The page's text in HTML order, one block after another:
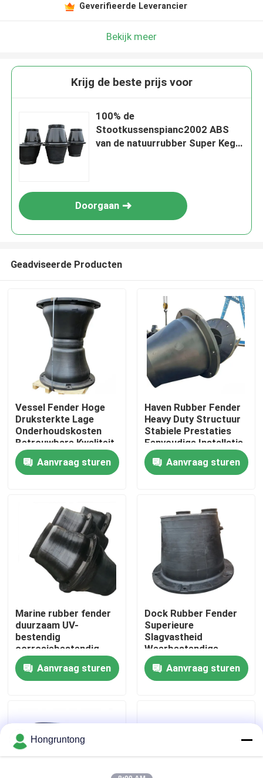
Thuis
Producten
Over ons
Fabriekstocht
Kwaliteitscontrole
Vraag een offerte
Yokohama rubberstootkussen
Pneumatisch Rubberstootkussen
Geverifieerde Leverancier
Bekijk meer
Krijg de beste prijs voor
100% de
Stootkussenspianc2002 ABS
van de natuurrubber Super Kegel
Doorgaan
Geadviseerde Producten
Vessel Fender Hoge
Druksterkte Lage
Onderhoudskosten
Betrouwbare Kwaliteit
Aanvraag sturen
Haven Rubber Fender
Heavy Duty Structuur
Stabiele Prestaties
Eenvoudige Installatie
Aanvraag sturen
Marine rubber fender
duurzaam UV-
bestendig
corrosiebestendig
Aanvraag sturen
Dock Rubber Fender
Superieure
Slagvastheid
Weerbestendige
Duurzame
Rubberconstructie
Aanvraag sturen
Hongruntong